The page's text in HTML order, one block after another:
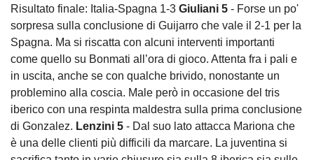
Risultato finale: Italia-Spagna 1-3 Giuliani 5 - Forse un po'
sorpresa sulla conclusione di Guijarro che vale il 2-1 per la
Spagna. Ma si riscatta con alcuni interventi importanti
come quello su Bonmati all’ora di gioco. Attenta fra i pali e
in uscita, anche se con qualche brivido, nonostante un
problemino alla coscia. Male però in occasione del tris
iberico con una respinta maldestra sulla prima conclusione
di Gonzalez. Lenzini 5 - Dal suo lato attacca Mariona che
è una delle clienti più difficili da marcare. La juventina si